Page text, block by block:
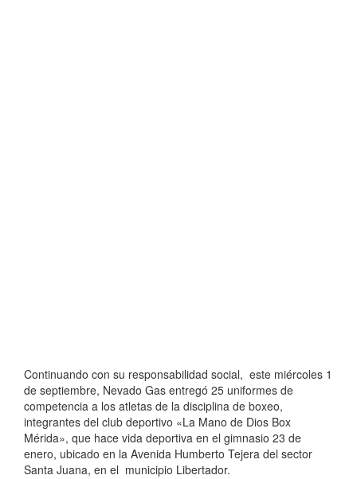
Continuando con su responsabilidad social, este miércoles 1
de septiembre, Nevado Gas entregó 25 uniformes de
competencia a los atletas de la disciplina de boxeo,
integrantes del club deportivo «La Mano de Dios Box
Mérida», que hace vida deportiva en el gimnasio 23 de
enero, ubicado en la Avenida Humberto Tejera del sector
Santa Juana, en el municipio Libertador.